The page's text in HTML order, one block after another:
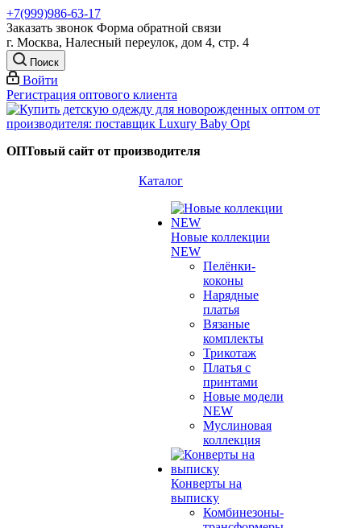
+7(999)986-63-17
Заказать звонок Форма обратной связи
г. Москва, Налесный переулок, дом 4, стр. 4
Поиск
Войти
Регистрация оптового клиента
ОПТовый сайт от производителя
Каталог
Новые коллекции
NEW
Пелёнки-
коконы
Нарядные
платья
Вязаные
комплекты
Трикотаж
Платья с
принтами
Новые модели
NEW
Муслиновая
коллекция
Конверты на
выписку
Комбинезоны-